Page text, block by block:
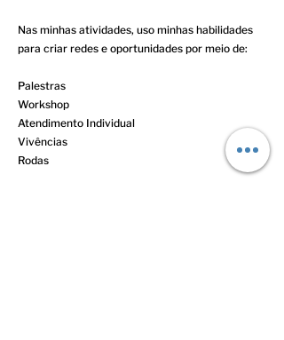
Nas minhas atividades, uso minhas habilidades
para criar redes e oportunidades por meio de:
Palestras
Workshop
Atendimento Individual
Vivências
Rodas